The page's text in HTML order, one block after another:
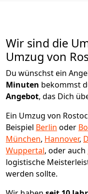
Wir sind die
Umzug von
Du wünschst ein
Minuten bekommst
Angebot, das Dich
Ein Umzug von
Beispiel Berlin oder
München, Hannover,
Wuppertal, oder auch
logistische
werden sollte.